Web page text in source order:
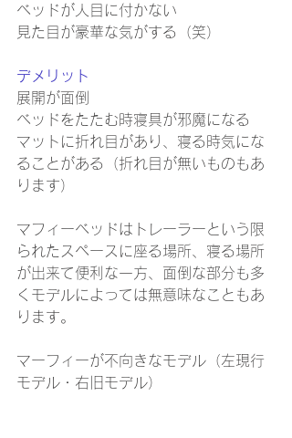
ベッドが人目に付かない
見た目が豪華な気がする（笑）
デメリット
展開が面倒
ベッドをたたむ時寝具が邪魔になる
マットに折れ目があり、寝る時気にな
ることがある（折れ目が無いものもあ
ります）
マフィーベッドはトレーラーという限
られたスペースに座る場所、寝る場所
が出来て便利な一方、面倒な部分も多
くモデルによっては無意味なこともあ
ります。
マーフィーが不向きなモデル（左現行
モデル・右旧モデル）